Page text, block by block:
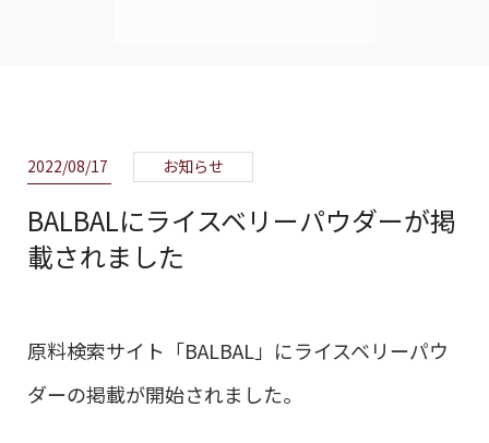
2022/08/17 お知らせ
BALBALにライスベリーパウダーが掲
載されました
原料検索サイト「BALBAL」にライスベリーパウ
ダーの掲載が開始されました。